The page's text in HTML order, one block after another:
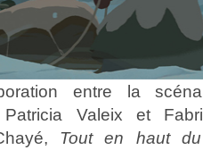
entre la
Patricia Valeix et
Tout en haut